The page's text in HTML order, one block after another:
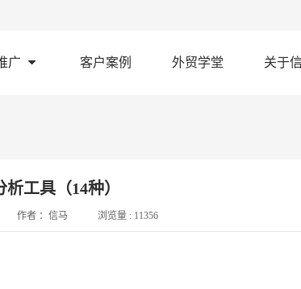
广 客户案例 外贸学堂 关于
工具（14种）
作者 ： 信马 浏览量 : 11356